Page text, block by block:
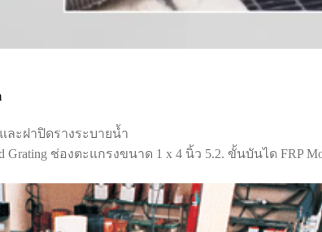
ละฝาปิดรางระบายน้ำ
Grating ช่องตะแกรงขนาด 1 x 4 นิ้ว 5.2. ขั้นบันได FRP